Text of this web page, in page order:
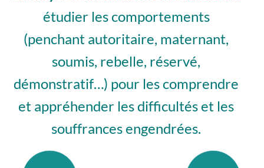
étudier les comportements
(penchant autoritaire, maternant,
soumis, rebelle, réservé,
démonstratif…) pour les comprendre
et appréhender les difficultés et les
souffrances engendrées.